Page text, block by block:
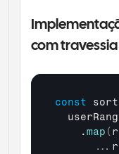
com
const
    .
map ( r
... r